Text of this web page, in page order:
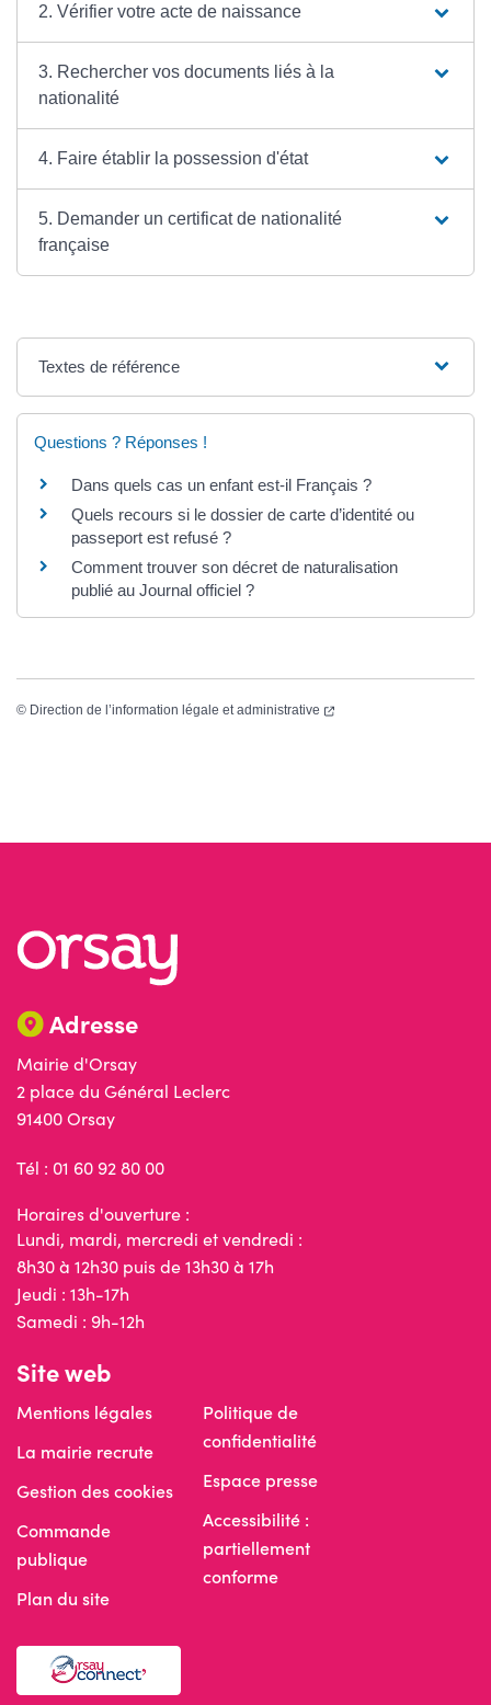
2. Vérifier votre acte de naissance
3. Rechercher vos documents liés à la
nationalité
4. Faire établir la possession d'état
5. Demander un certificat de nationalité
française
Textes de référence
Questions ? Réponses !
Dans quels cas un enfant est-il Français ?
Quels recours si le dossier de carte d’identité ou
passeport est refusé ?
Comment trouver son décret de naturalisation
publié au Journal officiel ?
© Direction de l’information légale et administrative (ouverture dans un
Adresse
Mairie d'Orsay
2 place du Général Leclerc
91400 Orsay
Tél : 01 60 92 80 00
Horaires d'ouverture :
Lundi, mardi, mercredi et vendredi :
8h30 à 12h30 puis de 13h30 à 17h
Jeudi : 13h-17h
Samedi : 9h-12h
Site web
Mentions légales
La mairie recrute
Gestion des cookies
Commande
publique
Plan du site
Politique de
confidentialité
Espace presse
Accessibilité :
partiellement
conforme